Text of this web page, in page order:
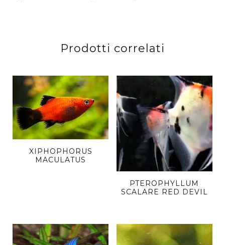
Prodotti correlati
XIPHOPHORUS
MACULATUS
PTEROPHYLLUM
SCALARE RED DEVIL